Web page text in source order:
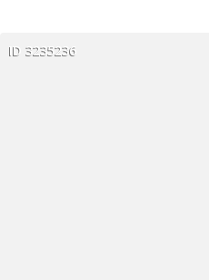
ID 3235236